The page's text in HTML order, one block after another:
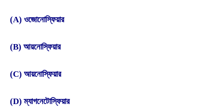
(A) ওজোনোস্ফিয়ার
(B) আয়নোস্ফিয়ার
(C) আয়নোস্ফিয়ার
(D) ম্যাগনেটোস্ফিয়ার